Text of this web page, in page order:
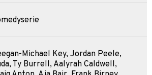
Michael Key, Jordan Peele,
Ty Burrell, Aalyrah Caldwell,